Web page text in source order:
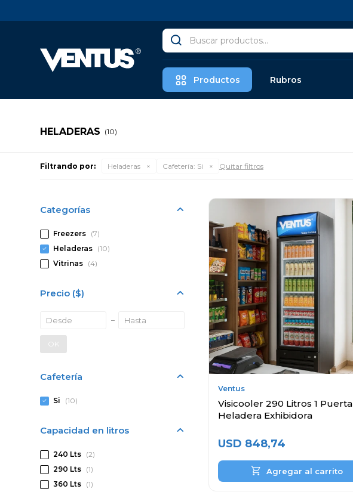
Productos Rubros
HELADERAS (10)
Filtrando por: Heladeras Cafetería: Si Quitar filtros
Ventus
Visicooler 290 Litros 1 Puerta
Heladera Exhibidora
USD 848,74
Categorías
Freezers (7)
Heladeras (10)
Vitrinas (4)
Precio ($)
OK
Cafetería
Si (10)
Capacidad en litros
240 Lts (2)
290 Lts (1)
360 Lts (1)